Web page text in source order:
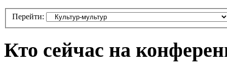
Перейти:
Кто сейчас на